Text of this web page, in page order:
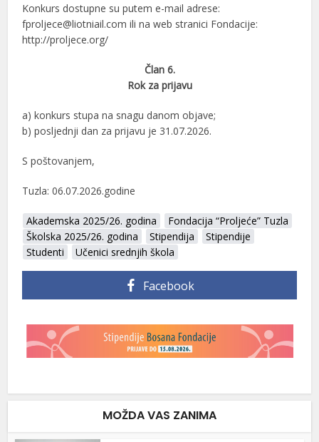
Konkurs dostupne su putem e-mail adrese:
fproljece@liotniail.com ili na web stranici Fondacije:
http://proljece.org/
Član 6.
Rok za prijavu
a) konkurs stupa na snagu danom objave;
b) posljednji dan za prijavu je 31.07.2026.
S poštovanjem,
Tuzla: 06.07.2026.godine
Akademska 2025/26. godina
Fondacija “Proljeće” Tuzla
Školska 2025/26. godina
Stipendija
Stipendije
Studenti
Učenici srednjih škola
Facebook
MOŽDA VAS ZANIMA